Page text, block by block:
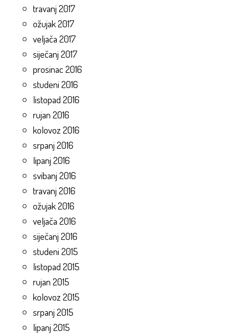
travanj 2017
ožujak 2017
veljača 2017
siječanj 2017
prosinac 2016
studeni 2016
listopad 2016
rujan 2016
kolovoz 2016
srpanj 2016
lipanj 2016
svibanj 2016
travanj 2016
ožujak 2016
veljača 2016
siječanj 2016
studeni 2015
listopad 2015
rujan 2015
kolovoz 2015
srpanj 2015
lipanj 2015